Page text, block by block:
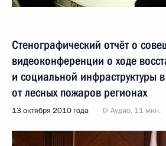
Стенографический отчёт о
видеоконференции о ходе
и социальной инфраструктуры
от лесных пожаров регионах
13 октября 2010 года Аудио, 11 мин.